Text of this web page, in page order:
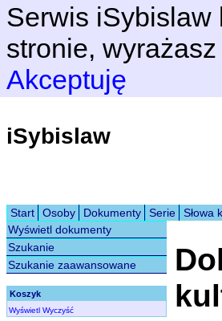
Serwis iSybislaw
stronie,
Akceptuję
iSybislaw
Start Osoby Dokumenty Serie Słowa
Wyświetl dokumenty
Szukanie
Szukanie zaawansowane
Koszyk
Wyświetl Wyczyść